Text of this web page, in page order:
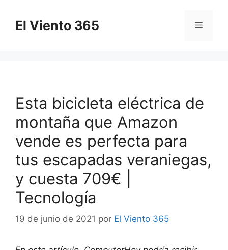
contenido
El Viento 365 Menú
Esta bicicleta eléctrica de
montaña que Amazon
vende es perfecta para
tus escapadas veraniegas,
y cuesta 709€ |
Tecnología
19 de junio de 2021 por El Viento 365